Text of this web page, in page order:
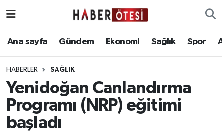
Ana sayfa Gündem Ekonomi Sağlık Spor
HABERLER SAĞLIK
Yenidoğan Canlandırma
Programı (NRP) eğitimi
başladı
Ana sayfa
Ekonomi
Sağlık
Eskişehir Nöbetçi Eczaneler
Eskişehir Namaz Vakitleri
Eskişehir Trafik Yoğunluk Haritası